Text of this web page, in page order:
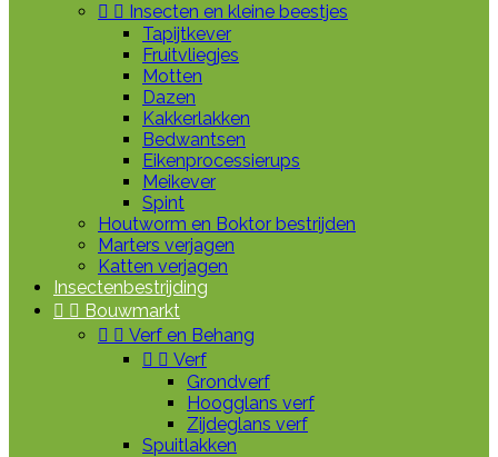
  Insecten en kleine beestjes
Tapijtkever
Fruitvliegjes
Motten
Dazen
Kakkerlakken
Bedwantsen
Eikenprocessierups
Meikever
Spint
Houtworm en Boktor bestrijden
Marters verjagen
Katten verjagen
Insectenbestrijding
  Bouwmarkt
  Verf en Behang
  Verf
Grondverf
Hoogglans verf
Zijdeglans verf
Spuitlakken